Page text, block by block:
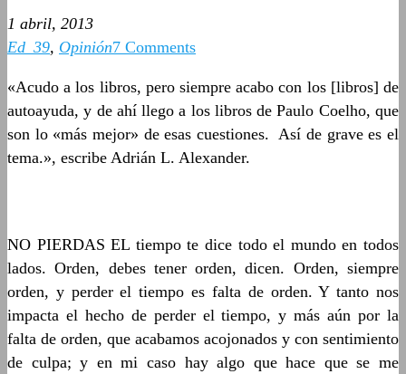
1 abril, 2013
Ed_39, Opinión7 Comments
«Acudo a los libros, pero siempre acabo con los [libros] de
autoayuda, y de ahí llego a los libros de Paulo Coelho, que
son lo «más mejor» de esas cuestiones. Así de grave es el
tema.», escribe Adrián L. Alexander.
NO PIERDAS EL tiempo te dice todo el mundo en todos
lados. Orden, debes tener orden, dicen. Orden, siempre
orden, y perder el tiempo es falta de orden. Y tanto nos
impacta el hecho de perder el tiempo, y más aún por la
falta de orden, que acabamos acojonados y con sentimiento
de culpa; y en mi caso hay algo que hace que se me